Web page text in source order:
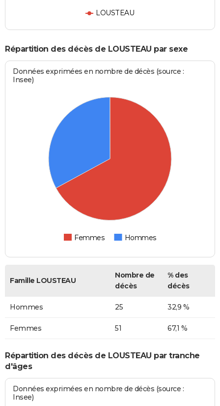
LOUSTEAU
Répartition des décès de LOUSTEAU par sexe
Données exprimées en nombre de décès (source :
Insee)
Femmes Hommes
Famille LOUSTEAU
Nombre de
décès
% des
décès
Hommes 25 32,9 %
Femmes 51 67,1 %
Répartition des décès de LOUSTEAU par tranche
d'âges
Données exprimées en nombre de décès (source :
Insee)